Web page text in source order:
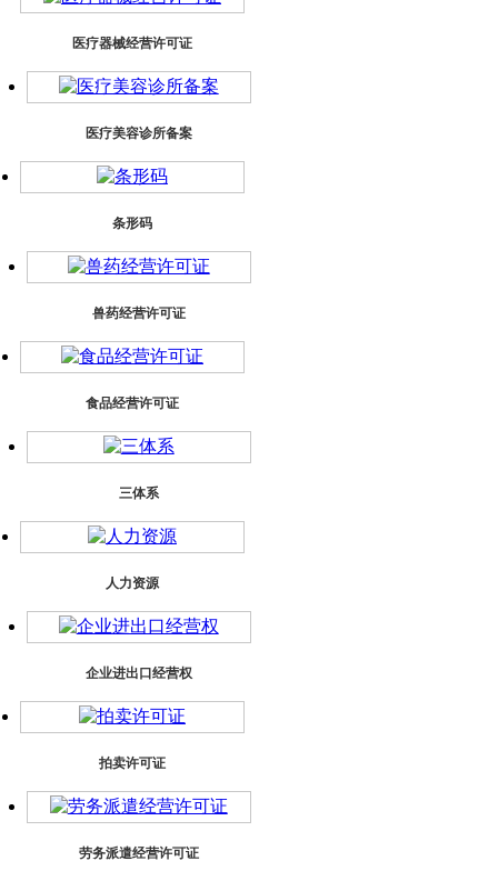
医疗器械经营许可证
医疗美容诊所备案
条形码
兽药经营许可证
食品经营许可证
三体系
人力资源
企业进出口经营权
拍卖许可证
劳务派遣经营许可证